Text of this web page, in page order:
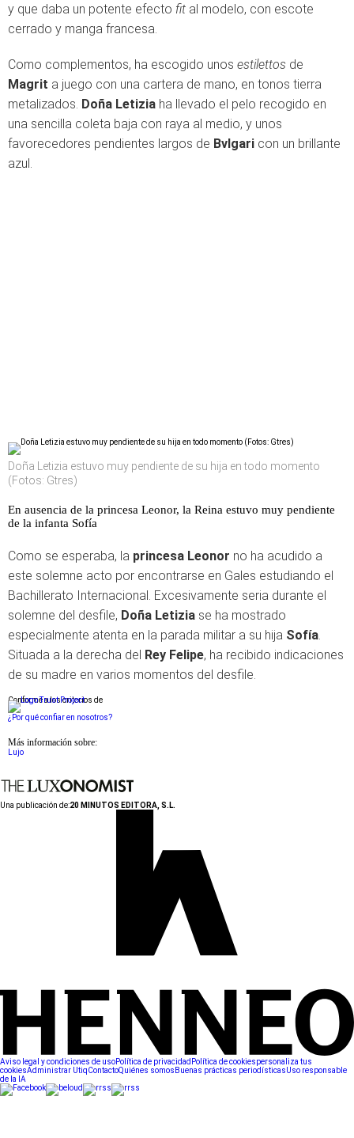
y que daba un potente efecto fit al modelo, con escote
cerrado y manga francesa.
Como complementos, ha escogido unos estilettos de
Magrit a juego con una cartera de mano, en tonos tierra
metalizados. Doña Letizia ha llevado el pelo recogido en
una sencilla coleta baja con raya al medio, y unos
favorecedores pendientes largos de Bvlgari con un brillante
azul.
Doña Letizia estuvo muy pendiente de su hija en todo momento
(Fotos: Gtres)
En ausencia de la princesa Leonor, la Reina estuvo muy pendiente
de la infanta Sofía
Como se esperaba, la princesa Leonor no ha acudido a
este solemne acto por encontrarse en Gales estudiando el
Bachillerato Internacional. Excesivamente seria durante el
solemne del desfile, Doña Letizia se ha mostrado
especialmente atenta en la parada militar a su hija Sofía
Situada a la derecha del Rey Felipe, ha recibido indicaciones
de su madre en varios momentos del desfile.
Conforme a los criterios de
¿Por qué confiar en nosotros?
Más información sobre:
Lujo
Una publicación de:20 MINUTOS EDITORA, S.L.
Aviso legal y condiciones de usoPolítica de privacidad Política de cookiespersonaliza tus
cookiesAdministrar UtiqContactoQuiénes somos Buenas prácticas periodísticasUso responsable
de la IA